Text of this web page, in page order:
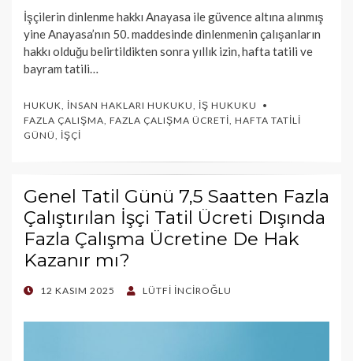
İşçilerin dinlenme hakkı Anayasa ile güvence altına alınmış
yine Anayasa’nın 50. maddesinde dinlenmenin çalışanların
hakkı olduğu belirtildikten sonra yıllık izin, hafta tatili ve
bayram tatili…
HUKUK İNSAN HAKLARI HUKUKU
İŞ HUKUKU
FAZLA ÇALIŞMA FAZLA ÇALIŞMA ÜCRETI HAFTA TATILI
GÜNÜ
İŞÇI
Genel Tatil Günü 7,5 Saatten Fazla
Çalıştırılan İşçi Tatil Ücreti Dışında
Fazla Çalışma Ücretine De Hak
Kazanır mı?
POSTED
12 KASIM 2025 LÜTFI İNCIROĞLU